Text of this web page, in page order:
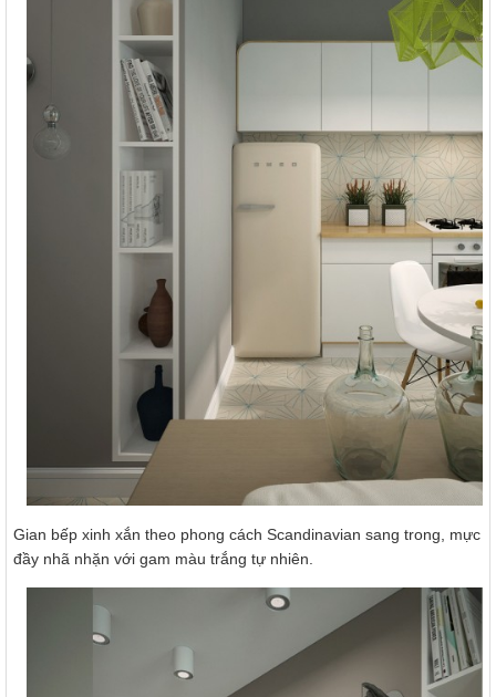
Gian bếp xinh xắn theo phong cách Scandinavian sang trong, mực
đầy nhã nhặn với gam màu trắng tự nhiên.